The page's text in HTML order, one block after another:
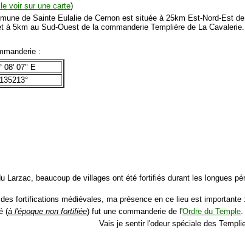
voir sur une carte)
de Sainte Eulalie de Cernon est située à 25km Est-Nord-Est
à 5km au Sud-Ouest de la commanderie Templière de La Cavalerie.
:
08' 07" E
Larzac, beaucoup de villages ont été fortifiés durant les longues
fortifications médiévales, ma présence en ce lieu est importante
(à l'époque non fortifiée) fut une commanderie de l'Ordre du Temple
Vais je sentir l'odeur spéciale des